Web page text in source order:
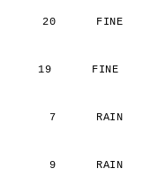
20      FINE
19      FINE
7      RAIN
9      RAIN